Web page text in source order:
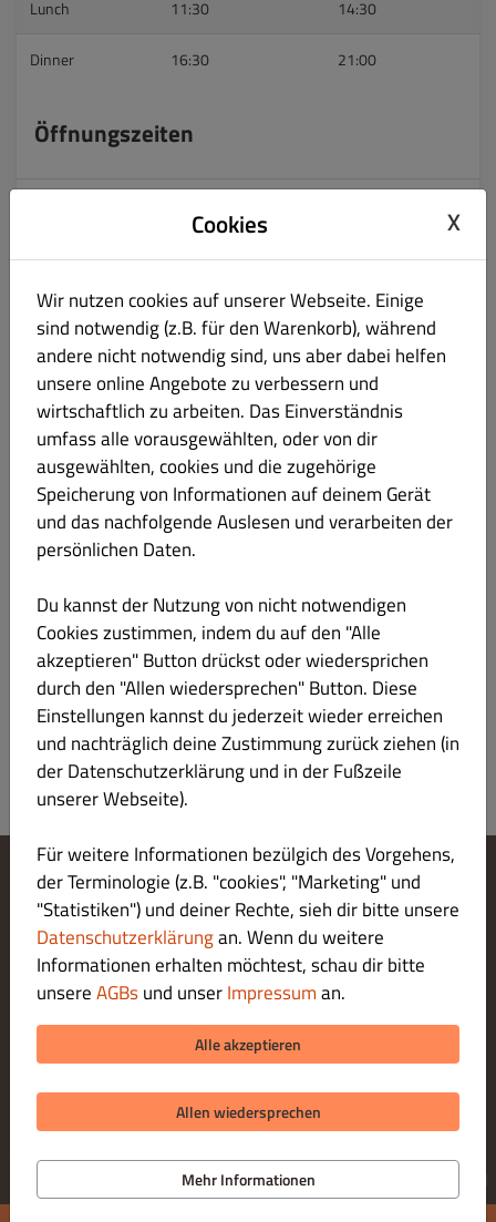
Lunch 11:30 14:30
Dinner 16:30 21:00
Öffnungszeiten
Montag GESCHLOSSEN GESCHLOSSEN GESCHLOSSEN
Dienstag
(11:30 - 14:00)
(17:00 - 22:00)
GESCHLOSSEN
(11:30 - 14:00)
(17:30 - 21:00)
Mittwoch
(11:30 - 14:00)
(17:00 - 22:00)
GESCHLOSSEN
(17:30 - 21:00)
Donnerstag
(11:30 - 14:00)
(17:00 - 22:00)
GESCHLOSSEN
Freitag
(11:30 - 14:00)
(17:00 - 22:00)
GESCHLOSSEN
(11:30 - 14:00)
Samstag
(11:30 - 14:00)
(17:00 - 22:00)
GESCHLOSSEN
(11:30 - 14:00)
Sonntag
(11:30 - 14:00)
(17:00 - 21:00)
GESCHLOSSEN
(17:30 - 21:00)
Cookie-Einstellungen ändern
Kontaktiere uns
Datenschutzerklärung
Allgemeine Geschäftsbedingungen
Impressum
ZAHLUNGSARTEN BEI ABHOLUNG
© 2026 Ristorante Pizzeria da Vito
Online Bestellsystem für Gastronomie bereitgestellt von
Cookies X
Wir nutzen cookies auf unserer Webseite. Einige
sind notwendig (z.B. für den Warenkorb), während
andere nicht notwendig sind, uns aber dabei helfen
unsere online Angebote zu verbessern und
wirtschaftlich zu arbeiten. Das Einverständnis
umfass alle vorausgewählten, oder von dir
ausgewählten, cookies und die zugehörige
Speicherung von Informationen auf deinem Gerät
und das nachfolgende Auslesen und verarbeiten der
persönlichen Daten.
Du kannst der Nutzung von nicht notwendigen
Cookies zustimmen, indem du auf den "Alle
akzeptieren" Button drückst oder wiedersprichen
durch den "Allen wiedersprechen" Button. Diese
Einstellungen kannst du jederzeit wieder erreichen
und nachträglich deine Zustimmung zurück ziehen (in
der Datenschutzerklärung und in der Fußzeile
unserer Webseite).
Für weitere Informationen bezülgich des Vorgehens,
der Terminologie (z.B. "cookies", "Marketing" und
"Statistiken") und deiner Rechte, sieh dir bitte unsere
Datenschutzerklärungan. Wenn du weitere
Informationen erhalten möchtest, schau dir bitte
unsereAGBsund unserImpressuman.
Alle akzeptieren
Allen wiedersprechen
Mehr Informationen